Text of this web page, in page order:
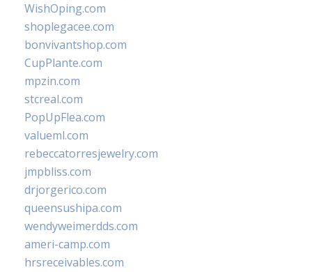
WishOping.com
shoplegacee.com
bonvivantshop.com
CupPlante.com
mpzin.com
stcreal.com
PopUpFlea.com
valueml.com
rebeccatorresjewelry.com
jmpbliss.com
drjorgerico.com
queensushipa.com
wendyweimerdds.com
ameri-camp.com
hrsreceivables.com